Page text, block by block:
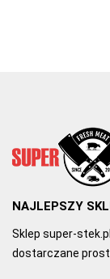
NAJLEPSZY
Sklep super-
dostarczane